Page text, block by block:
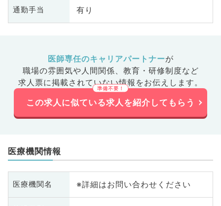
通勤手当 有り
医師専任のキャリアパートナーが
職場の雰囲気や人間関係、 教育・研修制度など
求人票に掲載されていない情報をお伝えします。
この求人に似ている求人を紹介してもらう
医療機関情報
医療機関名 ※詳細はお問い合わせください